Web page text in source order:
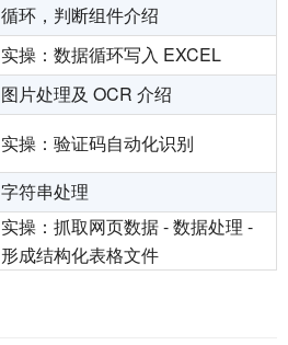
循环，判断组件介绍
实操：数据循环写入 EXCEL
图片处理及 OCR 介绍
实操：验证码自动化识别
字符串处理
实操：抓取网页数据 - 数据处理 -
形成结构化表格文件